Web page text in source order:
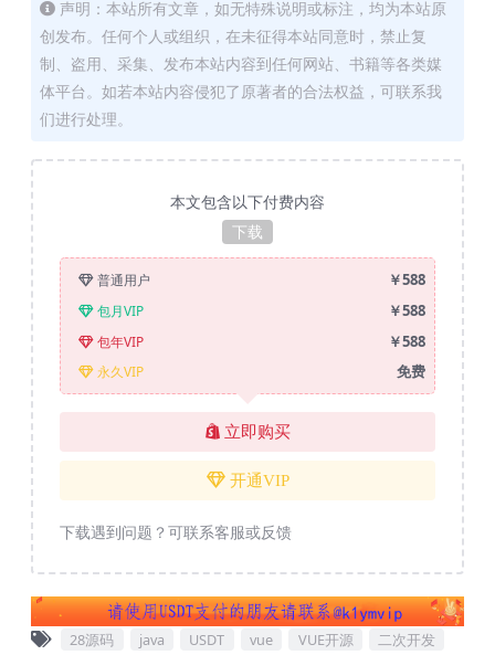
声明：本站所有文章，如无特殊说明或标注，均为本站原
创发布。任何个人或组织，在未征得本站同意时，禁止复
制、盗用、采集、发布本站内容到任何网站、书籍等各类媒
体平台。如若本站内容侵犯了原著者的合法权益，可联系我
们进行处理。
本文包含以下付费内容
下载
普通用户 ￥588
包月VIP ￥588
包年VIP ￥588
永久VIP 免费
立即购买
开通VIP
下载遇到问题？可联系客服或反馈
28源码 java USDT vue VUE开源
二次开发